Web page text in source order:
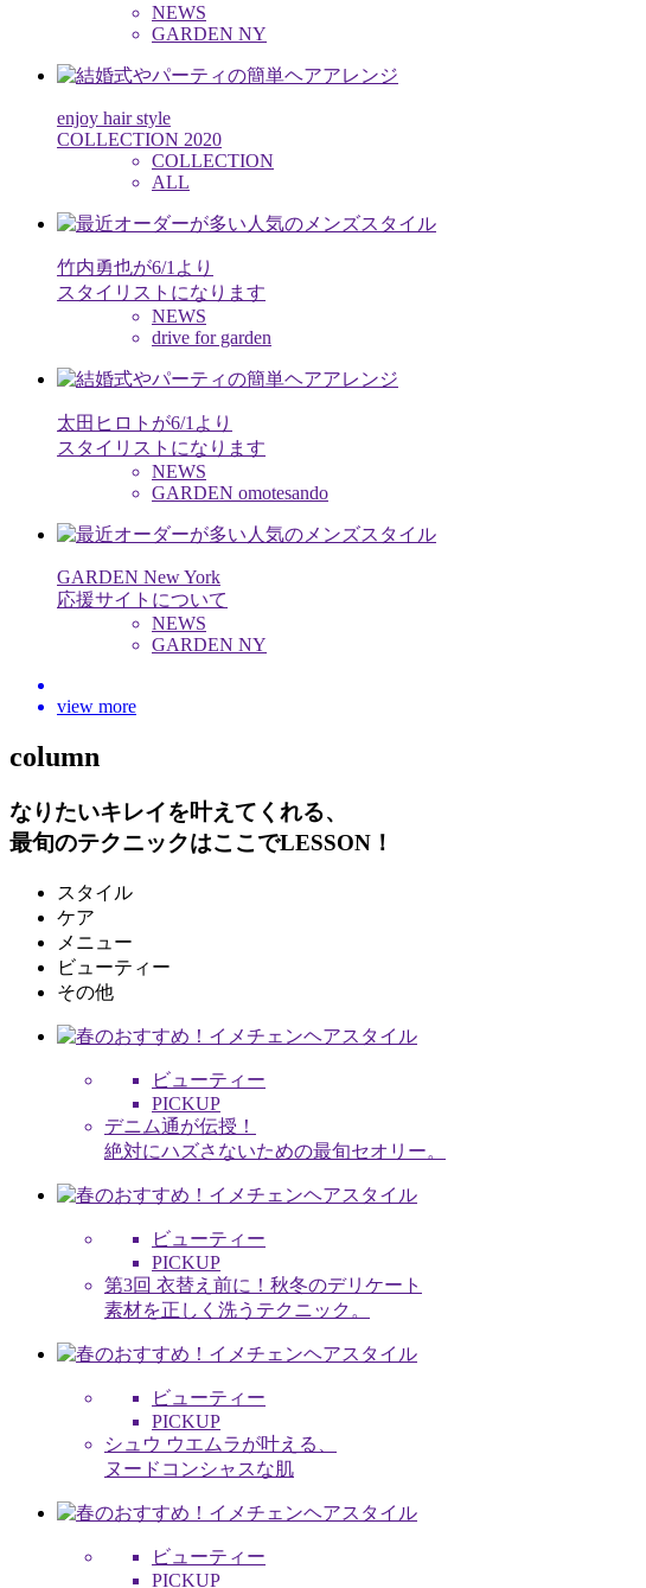
NEWS
GARDEN NY
enjoy hair style
COLLECTION 2020
COLLECTION
ALL
竹内勇也が6/1より
スタイリストになります
NEWS
drive for garden
太田ヒロトが6/1より
スタイリストになります
NEWS
GARDEN omotesando
GARDEN New York
応援サイトについて
NEWS
GARDEN NY
view more
column
なりたいキレイを叶えてくれる、
最旬のテクニックはここでLESSON！
スタイル
ケア
メニュー
ビューティー
その他
ビューティー
PICKUP
デニム通が伝授！
絶対にハズさないための最旬セオリー。
ビューティー
PICKUP
第3回 衣替え前に！秋冬のデリケート
素材を正しく洗うテクニック。
ビューティー
PICKUP
シュウ ウエムラが叶える、
ヌードコンシャスな肌
ビューティー
PICKUP